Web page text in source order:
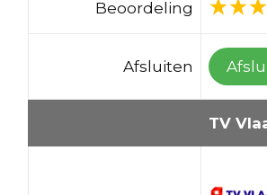
Beoordeling
Afsluiten
TV